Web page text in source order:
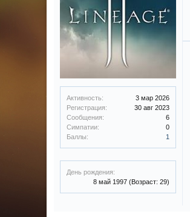
Активность:
3 мар 2026
Регистрация:
30 авг 2023
Сообщения:
6
Симпатии:
0
Баллы:
1
День рождения:
8 май 1997 (Возраст: 29)